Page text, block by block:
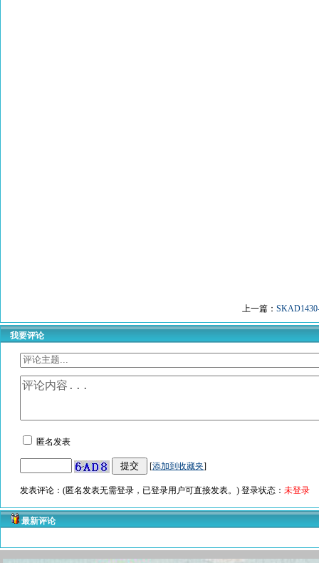
上一篇：
我要评论
匿名发表
[添加到收藏夹]
发表评论：(匿名发表无需登录，已登录用户可直接发表。) 登录状态： 未登录
最新评论